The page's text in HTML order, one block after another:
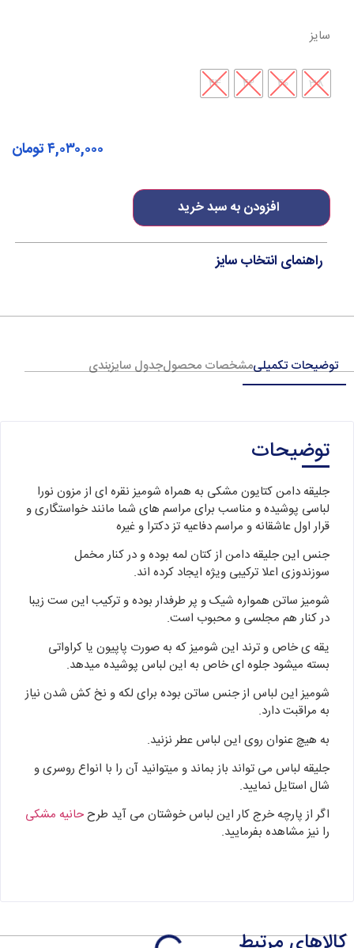
سایز
38
40
42
44
افزودن به سبد خرید
۴,۰۳۰,۰۰۰تومان
راهنمای انتخاب سایز
توضیحات تکمیلیمشخصات محصولجدول سایزبندی
توضیحات
جلیقه دامن کتایون مشکی به همراه شومیز نقره ای از مزون نورا
لباسی پوشیده و مناسب برای مراسم های شما مانند خواستگاری و
قرار اول عاشقانه و مراسم دفاعیه تز دکترا و غیره
جنس این جلیقه دامن از کتان لمه بوده و در کنار مخمل
سوزندوزی اعلا ترکیبی ویژه ایجاد کرده اند.
شومیز ساتن همواره شیک و پر طرفدار بوده و ترکیب این ست زیبا
در کنار هم مجلسی و محبوب است.
یقه ی خاص و ترند این شومیز که به صورت پاپیون یا کراواتی
بسته میشود جلوه ای خاص به این لباس پوشیده میدهد.
شومیز این لباس از جنس ساتن بوده برای لکه و نخ کش شدن نیاز
به مراقبت دارد.
به هیچ عنوان روی این لباس عطر نزنید.
جلیقه لباس می تواند باز بماند و میتوانید آن را با انواع روسری و
شال استایل نمایید.
اگر از پارچه خرج کار این لباس خوشتان می آید طرححانیه مشکی
را نیز مشاهده بفرمایید.